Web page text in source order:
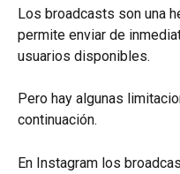
Los broadcasts son una
permite enviar de
usuarios disponibles.
Pero hay algunas
continuación.
En Instagram los